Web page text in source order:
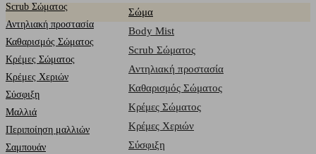
Scrub Σώματος
Αντηλιακή προστασία
Καθαρισμός Σώματος
Κρέμες Σώματος
Κρέμες Χεριών
Σύσφιξη
Mαλλιά
Περιποίηση μαλλιών
Σαμπουάν
Σώμα
Body Mist
Scrub Σώματος
Αντηλιακή προστασία
Καθαρισμός Σώματος
Κρέμες Σώματος
Κρέμες Χεριών
Σύσφιξη